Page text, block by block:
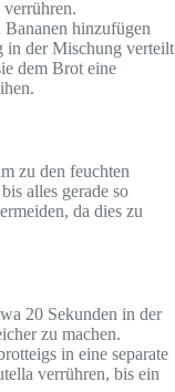
hinzufügen
in der Mischung verteilt
dem Brot eine
zu den feuchten
alles gerade so
da dies zu
20 Sekunden in der
zu machen.
in eine separate
verrühren, bis ein